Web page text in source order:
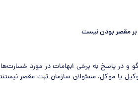
بر مقصر بودن نیست
و در پاسخ به برخی ابهامات در مورد
یا موکل، مسئولان سازمان ثبت مقصر